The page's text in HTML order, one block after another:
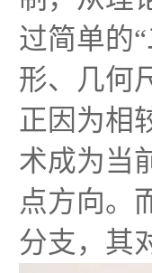
过简单的
形、几何
正因为相
术成为当
点方向。
分支，其